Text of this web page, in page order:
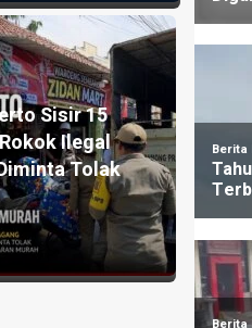
Mojokerto
SMPN
Tidak
Pembelian